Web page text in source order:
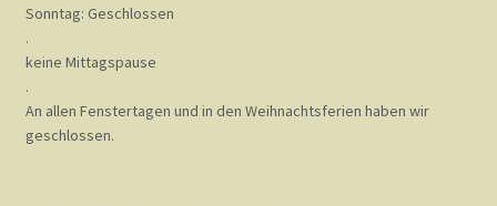
Team
Sonntag: Geschlossen
.
keine Mittagspause
.
An allen Fenstertagen und in den Weihnachtsferien haben wir
geschlossen.